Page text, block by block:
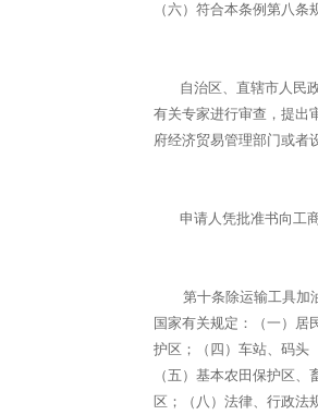
（六）符合本条例第八
自治区、直辖市人民政
有关专家进行审查，提出
府经济贸易管理部门或者
申请人凭批准书向工商
第十条除运输工具加油
国家有关规定：（一）居
护区；（四）车站、码头
（五）基本农田保护区
区；（八）法律、行政法